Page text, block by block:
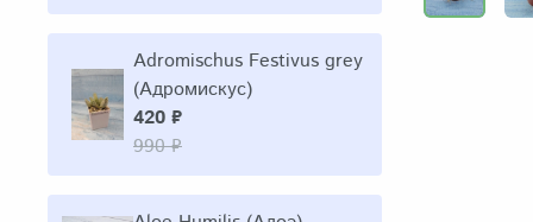
Adromischus Festivus grey
(Адромискус)
420 ₽
990 ₽